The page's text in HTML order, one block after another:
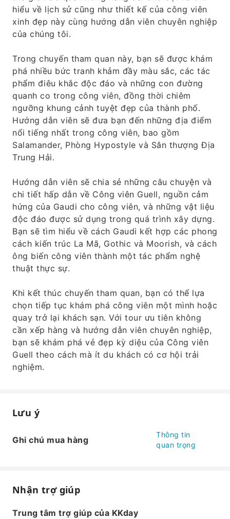
hiểu về lịch sử cũng như thiết kế của công viên
xinh đẹp này cùng hướng dẫn viên chuyên nghiệp
của chúng tôi.
Trong chuyến tham quan này, bạn sẽ được khám
phá nhiều bức tranh khảm đầy màu sắc, các tác
phẩm điêu khắc độc đáo và những con đường
quanh co trong công viên, đồng thời chiêm
ngưỡng khung cảnh tuyệt đẹp của thành phố.
Hướng dẫn viên sẽ đưa bạn đến những địa điểm
nổi tiếng nhất trong công viên, bao gồm
Salamander, Phòng Hypostyle và Sân thượng Địa
Trung Hải.
Hướng dẫn viên sẽ chia sẻ những câu chuyện và
chi tiết hấp dẫn về Công viên Guell, nguồn cảm
hứng của Gaudi cho công viên, và những vật liệu
độc đáo được sử dụng trong quá trình xây dựng.
Bạn sẽ tìm hiểu về cách Gaudi kết hợp các phong
cách kiến ​​trúc La Mã, Gothic và Moorish, và cách
ông biến công viên thành một tác phẩm nghệ
thuật thực sự.
Khi kết thúc chuyến tham quan, bạn có thể lựa
chọn tiếp tục khám phá công viên một mình hoặc
quay trở lại khách sạn. Với tour ưu tiên không
cần xếp hàng và hướng dẫn viên chuyên nghiệp,
bạn sẽ khám phá vẻ đẹp kỳ diệu của Công viên
Guell theo cách mà ít du khách có cơ hội trải
nghiệm.
Lưu ý
Ghi chú mua hàng
Thông tin
quan trọng
Nhận trợ giúp
Trung tâm trợ giúp của KKday